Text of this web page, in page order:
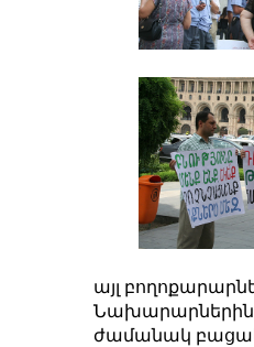
այլ
Նախարարներին
ժամանակ